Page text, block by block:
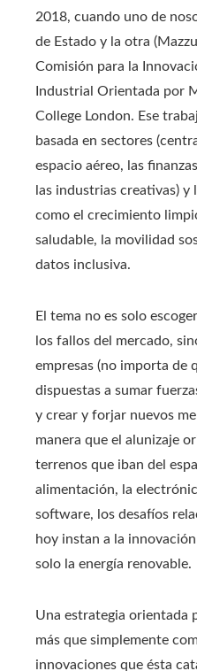
2018, cuando uno de
de Estado y la otra
Comisión para la
Industrial Orientada por
College London. Ese
basada en sectores
espacio aéreo, las
las industrias creativas) y
como el crecimiento
saludable, la movilidad
datos inclusiva.
El tema no es solo
los fallos del mercado,
empresas (no importa de
dispuestas a sumar
y crear y forjar nuevos
manera que el alunizaje
terrenos que iban del
alimentación, la
software, los desafíos
hoy instan a la
solo la energía renovable.
Una estrategia orientada
más que simplemente
innovaciones que ésta